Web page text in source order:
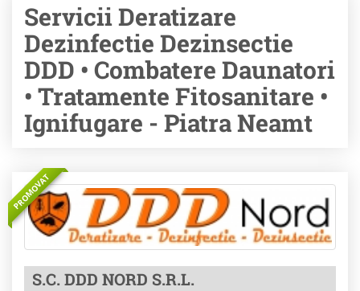
Servicii Deratizare
Dezinfectie Dezinsectie
DDD • Combatere Daunatori
• Tratamente Fitosanitare •
Ignifugare - Piatra Neamt
PROMOVAT
S.C. DDD NORD S.R.L.